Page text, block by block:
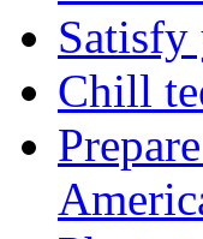
Chill